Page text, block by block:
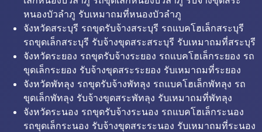
หนองบัวลำภู รับเหมาถมที่หนองบัวลำภู
จังหวัดสระบุรี รถขุดรับจ้างสระบุรี รถแบคโฮเล็กสระบุรี
รถขุดเล็กสระบุรี รับจ้างขุดสระสระบุรี รับเหมาถมที่สระบุรี
จังหวัดระยอง รถขุดรับจ้างระยอง รถแบคโฮเล็กระยอง รถ
ขุดเล็กระยอง รับจ้างขุดสระระยอง รับเหมาถมที่ระยอง
จังหวัดพัทลุง รถขุดรับจ้างพัทลุง รถแบคโฮเล็กพัทลุง รถ
ขุดเล็กพัทลุง รับจ้างขุดสระพัทลุง รับเหมาถมที่พัทลุง
จังหวัดระนอง รถขุดรับจ้างระนอง รถแบคโฮเล็กระนอง
รถขุดเล็กระนอง รับจ้างขุดสระระนอง รับเหมาถมที่ระนอง